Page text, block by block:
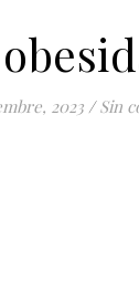
2023 / Sin